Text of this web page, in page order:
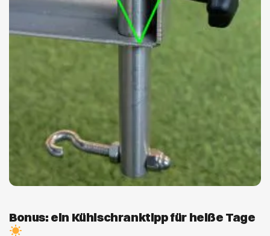
Bonus: ein Kühlschranktipp für heiße Tage